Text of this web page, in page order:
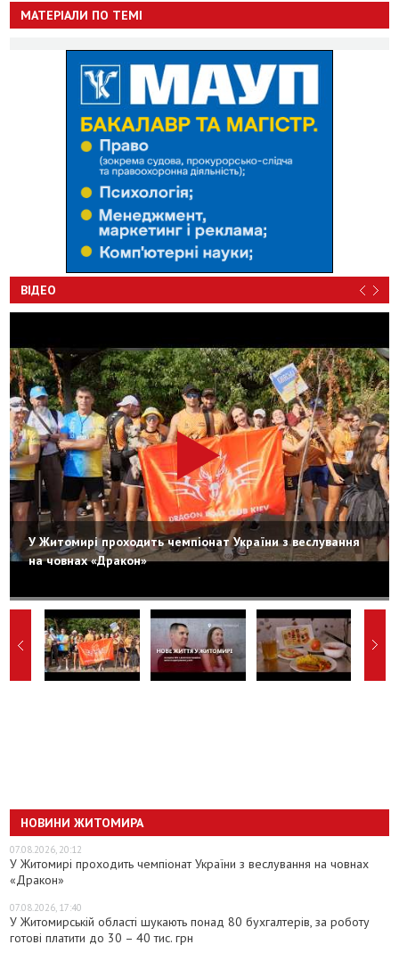
МАТЕРІАЛИ ПО ТЕМІ
ВІДЕО
У Житомирі проходить чемпіонат України з веслування
на човнах «Дракон»
НОВИНИ ЖИТОМИРА
07.08.2026, 20:12
У Житомирі проходить чемпіонат України з веслування на човнах
«Дракон»
07.08.2026, 17:40
У Житомирській області шукають понад 80 бухгалтерів, за роботу
готові платити до 30 – 40 тис. грн